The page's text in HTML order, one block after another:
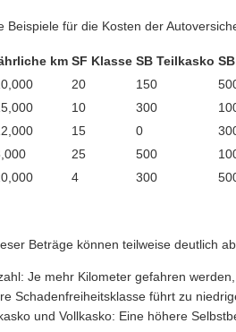
Beispiele für die Kosten der
km SF Klasse SB Teilkasko
20 150
10 300
15 0
25 500
4 300
Beträge können teilweise deutlich
Je mehr Kilometer gefahren
Schadenfreiheitsklasse führt zu
und Vollkasko: Eine höhere